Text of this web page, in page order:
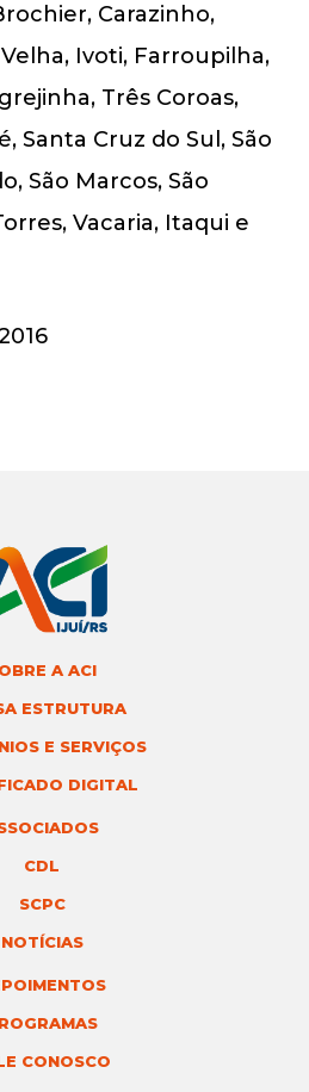
Carazinho,
Ivoti, Farroupilha,
Três Coroas,
Santa Cruz do Sul, São
São Marcos, São
Vacaria, Itaqui e
A ACI
ESTRUTURA
E SERVIÇOS
DIGITAL
CDL
SCPC
NOTÍCIAS
CONOSCO